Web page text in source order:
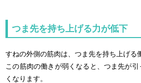
つま先を持ち上げる力が低下
すねの外側の筋肉は、つま先を持ち上げる
この筋肉の働きが弱くなると、つま先が
くなります。